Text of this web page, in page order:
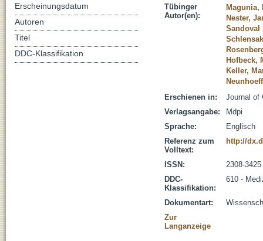
Tübinger
Autor(en):
Magunia,
Nester,
Sandoval
Hofbeck,
Keller,
Erschienen in:
Journal of
Verlagsangabe:
Mdpi
Sprache:
Englisch
Referenz zum
Volltext:
http://
ISSN:
2308-3425
DDC-
Klassifikation:
610 -
Dokumentart:
Zur
Langanzeige
Erscheinungsdatum
Autoren
Titel
DDC-Klassifikation